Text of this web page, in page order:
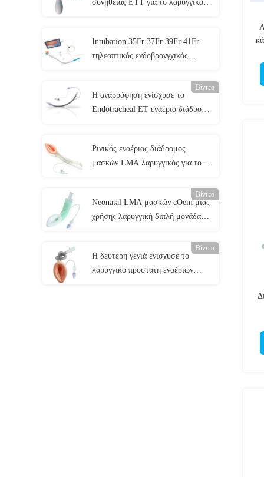
συνήθειας ETT για το λαρυγγικό
Intubation 35Fr 37Fr 39Fr 41Fr
τηλεοπτικός ενδοβρονγχικός
Βίντεο
Η αναρρόφηση ενίσχυσε το
Endotracheal ET εναέριο διάδρομο
Ρινικός εναέριος διάδρομος
μασκών LMA λαρυγγικός για το
Βίντεο
Neonatal LMA μασκών cOem μίας
χρήσης λαρυγγική διπλή μονάδα
Βίντεο
Η δεύτερη γενιά ενίσχυσε το
λαρυγγικό προστάτη εναέριων